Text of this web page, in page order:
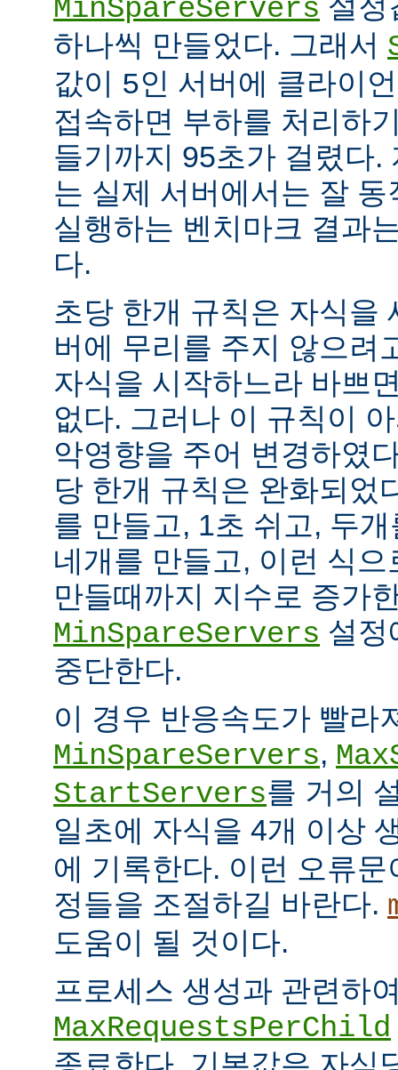
MinSpareServers
하나씩 만들었다. 그래서
값이 5인 서버에 클라이
접속하면 부하를 처리하
들기까지 95초가 걸렸다.
는 실제 서버에서는 잘
실행하는 벤치마크 결과
다.
초당 한개 규칙은 자식을
버에 무리를 주지 않으려
자식을 시작하느라 바쁘
없다. 그러나 이 규칙이
악영향을 주어 변경하였
당 한개 규칙은 완화되었
를 만들고, 1초 쉬고, 두
네개를 만들고, 이런 식
만들때까지 지수로 증가
MinSpareServers 설정
중단한다.
이 경우 반응속도가 빨라
MinSpareServers,
StartServers를 거의
일초에 자식을 4개 이상
에 기록한다. 이런 오류
정들을 조절하길 바란다.
도움이 될 것이다.
프로세스 생성과 관련하
MaxRequestsPerChild